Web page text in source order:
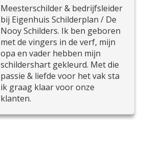
Meesterschilder & bedrijfsleider
bij Eigenhuis Schilderplan / De
Nooy Schilders. Ik ben geboren
met de vingers in de verf, mijn
opa en vader hebben mijn
schildershart gekleurd. Met die
passie & liefde voor het vak sta
ik graag klaar voor onze
klanten.